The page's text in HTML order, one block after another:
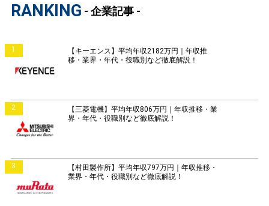
RANKING - 企業記事 -
1
【キーエンス】平均年収2182万円｜年収推
移・業界・年代・役職別など徹底解説！
2
【三菱電機】平均年収806万円｜年収推移・業
界・年代・役職別など徹底解説！
3
【村田製作所】平均年収797万円｜年収推移・
業界・年代・役職別など徹底解説！